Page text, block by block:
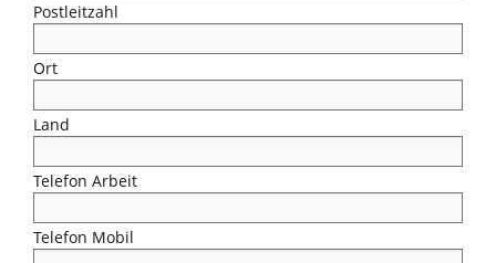
Postleitzahl
Ort
Land
Telefon Arbeit
Telefon Mobil